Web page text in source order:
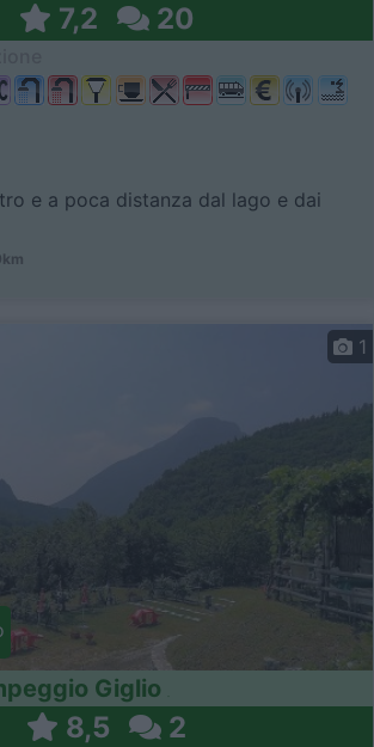
7,2 20
e a poca distanza dal lago e dai
1
Giglio
8,5 2